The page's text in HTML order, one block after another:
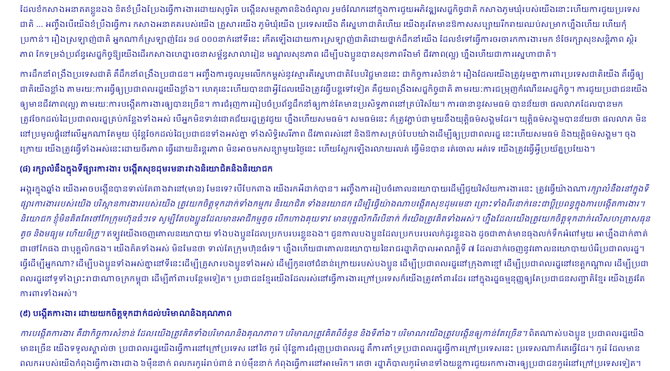
ដែលខំកសាងអនាគតខ្លួនឯង ខិតខំប្រឹងប្រែងធ្វើការងារដោយសុច្ចរិត បង្កើនសមត្ថភាពនិងចំណូល រួមចំណែកនៅក្នុងការជួយអភិវឌ្ឍសេដ្ឋកិច្ចជាតិ កសាងភូមឃុំរបស់យើងនោះហើយការជួយប្រទេស
ជាតិ … អញ្ចឹងបើយើងខំប្រឹងធ្វើការ កសាងអនាគតរបស់យើង គ្រួសារយើង ភូមិឃុំយើង ប្រទេស​យើង គឺស្នេហាជាតិហើយ​ យើងគួរតែមានឱកាសសប្បាយរីករាយឈប់សម្រាកហ្នឹងហើយ ហើយកុំ
ប្រកាន់។ រឿងស្រឡាញ់ជាតិ អ្នកណាក៏ស្រឡាញ់ដែរ ១៨ ០០០នាក់នៅទីនេះ កើតឡើងដោយការស្រឡាញ់ជាតិដោយថ្នាក់ដឹកនាំយើង ដែលខំទៅធ្វើការចរចារកការងារមក ខំថែរក្សាសុខសន្តិភាព ស្ថិរ
ភាព កែទម្រង់ប្រព័ន្ធសេដ្ឋកិច្ចឱ្យយើងដើរកសាងហេដ្ឋារចនាសម្ព័ន្ធសាលារៀន មណ្ឌលសុខភាព ដើម្បីបងប្អូនបានសុខភាពរឹងមាំ ជីវភាព(ល្អ) ហ្នឹងហើយ​ជាការស្នេហាជាតិ។
ការដឹកនាំពង្រឹងប្រទេសជាតិ គឺដឹកនាំពង្រឹងប្រជាជន។ អញ្ចឹងការចូលរួម​លើក​កម្ពស់នូវស្មារតីសេ្នហាជាតិបែបវិជ្ជមាននេះ ជាកិច្ចការសំខាន់។ រឿងដែលយើងត្រូវរួមគ្នាការពារប្រទេសជាតិ​យើង គឺធ្វើឲ្យ
ជាតិយើងខ្លាំង តាមរយៈការធ្វើឲ្យប្រជាពលរដ្ឋយើងខ្លាំង។ ហេតុនេះហើយបានជាអ្វីដែលយើងត្រូវ​ធ្វើ​បន្ដទៅទៀត គឺជួយពង្រឹងសេដ្ឋកិច្ចជាតិ តាមរយៈការជម្រុញកំណើនសេដ្ឋកិច្ច។ ការជួយប្រជាជនយើង​
ឲ្យ​មានជីវភាព(ល្អ) តាមរយៈការបង្កើតការងារឲ្យបានច្រើន។ ការជំរុញការរៀបចំប្រព័ន្ធដឹកនាំឲ្យកាន់តែមានប្រសិទ្ធភាពនៅគ្រប់វិស័យ។ ការធានានូវសមធម៌ បានន័យថា ផលលាភដែលបានមក
ត្រូវចែកដល់ដៃប្រជាពលរដ្ឋ​គ្រប់​កន្លែងទាំងអស់ បើអ្នកមិនទាន់ជោគជ័យរដ្ឋត្រូវជួយ ហ្នឹងហើយសមធម៌។ សមធម៌នេះ ក៏ត្រូវភ្ជាប់ជាមួយនឹងយុត្ដិធម៌សង្គមដែរ។ យុត្ដិធម៌សង្គមបានន័យថា ផលលាភ មិន
នៅប្រមូលផ្ដុំនៅលើអ្នកណាតែមួយ ប៉ុន្ដែចែកដល់​ដៃប្រជាជនទាំងអស់គ្នា ទាំងសិទ្ធិសេរីភាព ជីវភាពរស់នៅ និងឱកាសគ្រប់បែបយ៉ាងដើម្បីឲ្យប្រជាពលរដ្ឋ នេះហើយសមធម៌ និងយុត្ដិធម៌សង្គម។​ ចុង
ក្រោយ​ យើងត្រូវធ្វើទាំងអស់នេះដោយចីរភាព ធ្វើដោយនិរន្ដរភាព មិនអាច​មកសន្យាមួយថ្ងៃនេះ ហើយស្អែកឡើងរលាយរលត់ ធ្វើមិនបាន រត់ចោល អត់ទេ យើងត្រូវធ្វើអ្វីប្រយ័ត្នប្រយែង។
(៨) រក្សាលំនឹងក្នុងទីផ្សារការងារ បង្កើតសុខដុមរមនារវាងនិយោជិតនិងនិយោជក
អង្ករក្នុងឆ្នាំង យើងអាចបង្កើនបានទាល់តែពា​ងវានៅ(មាន) មែនទេ? បើបែកពាង យើងរកអីដាក់បាន។​ អញ្ចឹងការរៀបចំ​គោលនយោបាយដើម្បីជួយវិស័យការងារនេះ ត្រូវធ្វើយ៉ាងណារក្សាលំនឹងនៅក្នុងទី
ផ្សារការងាររបស់យើង បរិស្ថានការងាររបស់យើង ត្រូវយកចិត្តទុកដាក់ទាំងកម្មករ និយោជិត ទាំងនយោជក ដើម្បីធ្វើយ៉ាងណាបង្កើត​សុខដុមរមនា ព្រោះទាំងពីរនាក់នេះជាប្ដីប្រពន្ធក្នុងការបង្កើតការងារ។
និយោជក ខ្ញុំមិនគិតតែ​ថៅកែក្រុមហ៊ុនធំៗទេ សូម្បីតែបងប្អូនដែលមានអាជីកម្មតូច បើកហាងគុយទាវ មានបុគ្គលិកពីរបីនាក់ ក៏យើងត្រូវគិតទាំងអស់។ ហ្នឹងដែលយើងត្រូវយកចិត្តទុកដាក់លើសហគ្រាសធុន
តូច និងមធ្យម ហើយមីក្រូ។ឥឡូវយើងចេញគោលនយោបាយ ទាំងបងប្អូនដែលប្រកបរ​បរខ្លួនឯង។ ជួនកាលបងប្អូនដែលប្រកបរបរលក់ដូរខ្លួនឯង ដូចជាគាត់មានធុងលក់ទឹកអំពៅមួយ​​ អាហ្នឹងដាក់គាត់
ជាថៅកែផង ជាបុគ្គលិកផង។ យើងគិតទាំងអស់​ មិនមែនថា ទាល់តែ​ក្រុមហ៊ុនធំទេ។ ហ្នឹងហើយជាគោលនយោបាយនៃរាជរដ្ឋាភិបាលអាណត្ដិទី ៧ ដែលដាក់ចេញនូវគោលនយោ​បាយ​បំរើប្រជាពលរដ្ឋ។
ធ្វើដើម្បីអ្នកណា? ដើម្បីបងប្អូនទាំងអស់គ្នានៅទីនេះដើម្បីគ្រួសា​រ​បងប្អូនទាំងអស់ ដើម្បីកូនចៅ​ជំ​នាន់ក្រោយរបស់បងប្អូន ដើម្បីប្រជាពលរដ្ឋនៅក្រុងតាខ្មៅ ដើម្បីប្រជាពលរដ្ឋនៅខេត្តកណ្ដាល ដើម្បីប្រជា
ពលរដ្ឋនៅទូទាំងព្រះរាជាណាចក្រកម្ពុជា ដើម្បីគាំពារបន្ថែមទៀត។ ប្រជាជនខ្មែរយើងដែលរស់នៅធ្វើការងារក្រៅប្រទេស​ក៏យើងត្រូវគាំពារដែរ នៅក្នុងរដ្ឋធម្មនុញ្ញឲ្យតែប្រជាជនសញ្ជាតិខ្មែរ យើងត្រូវតែ
ការពារទាំងអស់។
(៩) បង្កើតការងារ ដោយយកចិត្តទុកដាក់ដល់បរិមាណនិងគុណភាព
ការបង្កើតការងារ ​គឺ​ជាកិច្ចការសំខាន់ ដែលយើងត្រូវគិតទាំងបរិមាណនិងគុណភាព។ បរិមាណត្រូវគិតពីចំនួន និងទីតាំង។ បរិមាណ​យើងត្រូវបង្កើនឲ្យកាន់តែច្រើន។ពិតណាស់បងប្អូន​ ប្រជាពលរដ្ឋយើង
មានច្រើន យើងទទួលស្គាល់ថា​ ប្រជាពលរដ្ឋយើងធ្វើការនៅក្រៅប្រទេស នៅថៃ កូរ៉េ ប៉ុន្ដែការជំរុញប្រជាពលរដ្ឋ គឺការគាំទ្រប្រ​ជា​ពលរដ្ឋធ្វើការ​ក្រៅ​ប្រទេសនេះ ប្រទេសណាក៏គេធ្វើដែរ។ កូរ៉េ ដែលមាន
ពលកររបស់យើងកំពុងធ្វើការងារជាង ៦ម៉ឺននាក់​ ពលករកូរ៉េរាប់ពាន់ រាប់ម៉ឺននាក់ កំពុងធ្វើការនៅអាមេរិក​។ គេថា រដ្ឋាភិបាលកូរ៉េមានទាំងយន្ដការជួយរកការងារឲ្យប្រជាជន​កូរ៉េនៅក្រៅប្រទេសទៀត។